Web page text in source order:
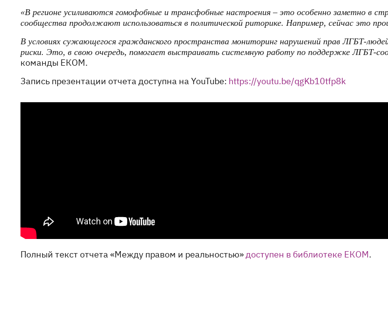
«В регионе усиливаются гомофобные и трансфобные настроения – это особенно заметно в
сообщества продолжают использоваться в политической риторике. Например, сейчас это
В условиях сужающегося гражданского пространства мониторинг нарушений прав ЛГБТ-
риски. Это, в свою очередь, помогает выстраивать системную работу по поддержке ЛГБТ-
команды ЕКОМ.
Запись презентации отчета доступна на YouTube: https://youtu.be/qgKb10tfp8k
Полный текст отчета «Между правом и реальностью»доступен в библиотеке ЕКОМ.